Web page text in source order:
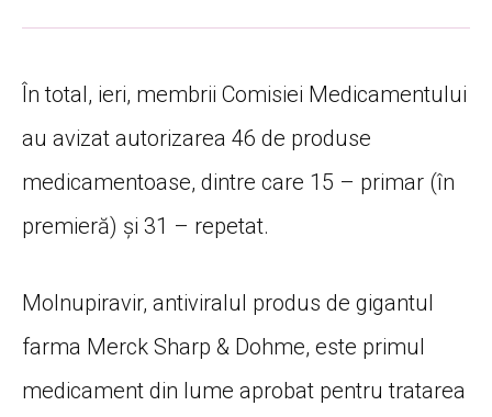
În total, ieri, membrii Comisiei Medicamentului
au avizat autorizarea 46 de produse
medicamentoase, dintre care 15 – primar (în
premieră) și 31 – repetat.
Molnupiravir, antiviralul produs de gigantul
farma Merck Sharp & Dohme, este primul
medicament din lume aprobat pentru tratarea